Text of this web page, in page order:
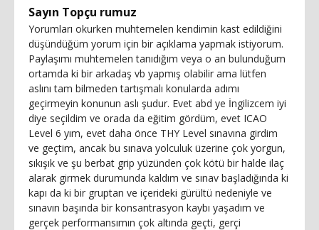
Sayın Topçu rumuz
Yorumları okurken muhtemelen kendimin kast edildiğini
düşündüğüm yorum için bir açıklama yapmak istiyorum.
Paylaşımı muhtemelen tanıdığım veya o an bulunduğum
ortamda ki bir arkadaş vb yapmış olabilir ama lütfen
aslını tam bilmeden tartışmalı konularda adımı
geçirmeyin konunun aslı şudur. Evet abd ye İngilizcem iyi
diye seçildim ve orada da eğitim gördüm, evet ICAO
Level 6 yım, evet daha önce THY Level sınavına girdim
ve geçtim, ancak bu sınava yolculuk üzerine çok yorgun,
sıkışık ve şu berbat grip yüzünden çok kötü bir halde ilaç
alarak girmek durumunda kaldım ve sınav başladığında ki
kapı da ki bir gruptan ve içerideki gürültü nedeniyle ve
sınavın başında bir konsantrasyon kaybı yaşadım ve
gerçek performansımın çok altında geçti, gerçi